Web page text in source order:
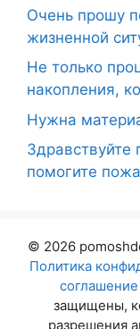
Очень прошу
жизненной
Не только
накопления,
Нужна
Здравствуйте
помогите
© 2026
Политика
соглашение
защищены,
разрешения